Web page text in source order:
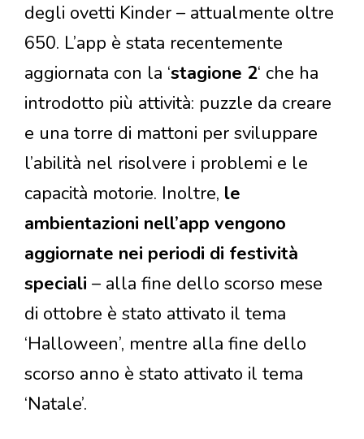
degli ovetti Kinder – attualmente oltre
650. L’app è stata recentemente
aggiornata con la ‘stagione 2‘ che ha
introdotto più attività: puzzle da creare
e una torre di mattoni per sviluppare
l’abilità nel risolvere i problemi e le
capacità motorie. Inoltre, le
ambientazioni nell’app vengono
aggiornate nei periodi di festività
speciali – alla fine dello scorso mese
di ottobre è stato attivato il tema
‘Halloween’, mentre alla fine dello
scorso anno è stato attivato il tema
‘Natale’.